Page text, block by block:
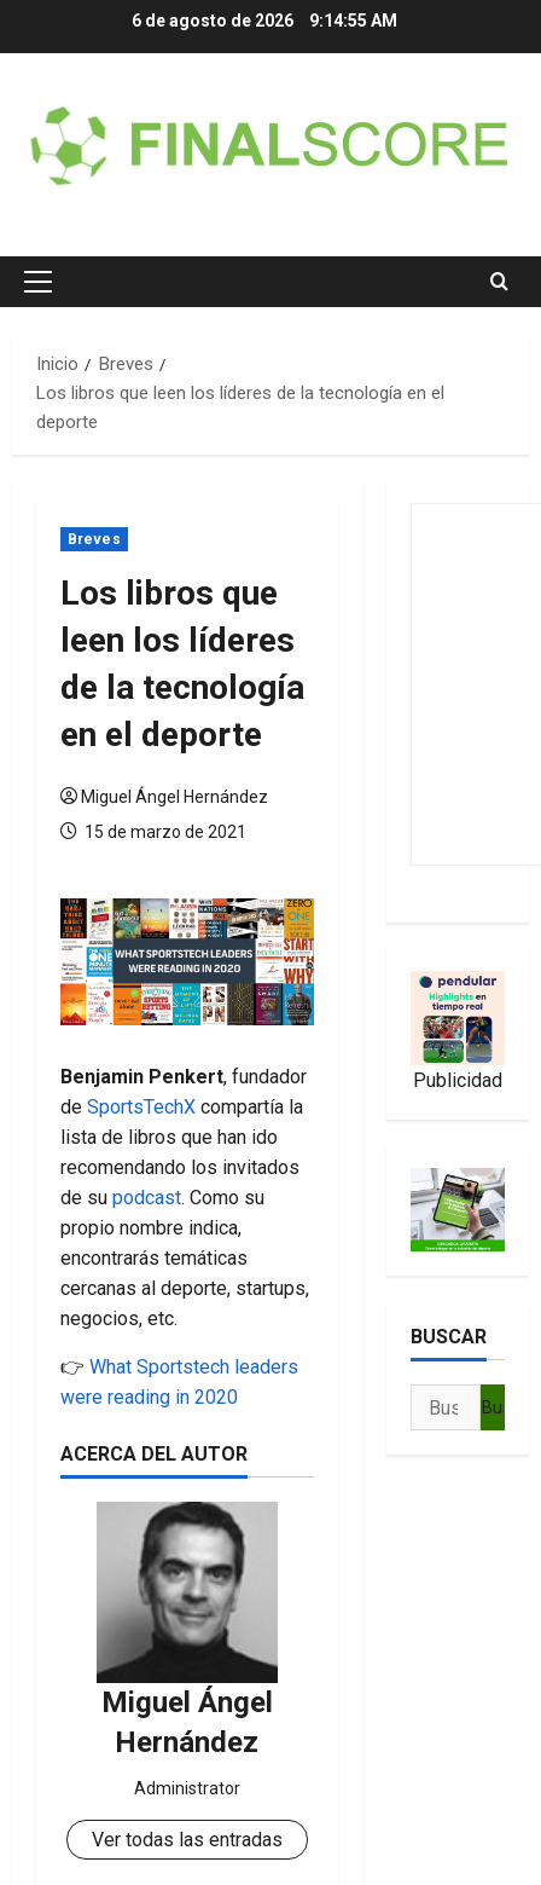
6 de agosto de 2026 9:14:55 AM
Menú
Inicio
Breves
Los libros que leen los líderes de la tecnología en el
deporte
Breves
Los libros que
leen los líderes
de la tecnología
en el deporte
Miguel Ángel Hernández
15 de marzo de 2021
Benjamin Penkert, fundador
de SportsTechX compartía la
lista de libros que han ido
recomendando los invitados
de su podcast. Como su
propio nombre indica,
encontrarás temáticas
cercanas al deporte, startups,
negocios, etc.
👉 What Sportstech leaders
were reading in 2020
ACERCA DEL AUTOR
Miguel Ángel
Hernández
Administrator
Ver todas las entradas
Publicidad
BUSCAR
Buscar: